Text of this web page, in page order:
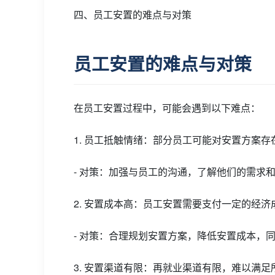
四、员工安置的难点与对策
员工安置的难点与对策
在员工安置过程中，可能会遇到以下难点：
1. 员工抵触情绪：部分员工可能对安置方案
- 对策：加强与员工的沟通，了解他们的需求
2. 安置成本高：员工安置需要支付一定的经
- 对策：合理规划安置方案，降低安置成本，
3. 安置渠道有限：再就业渠道有限，难以满